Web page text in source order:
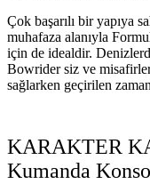
Çok başarılı bir yapıya
muhafaza alanıyla
için de idealdir.
Bowrider siz ve
sağlarken geçirilen
KARAKTER
Kumanda